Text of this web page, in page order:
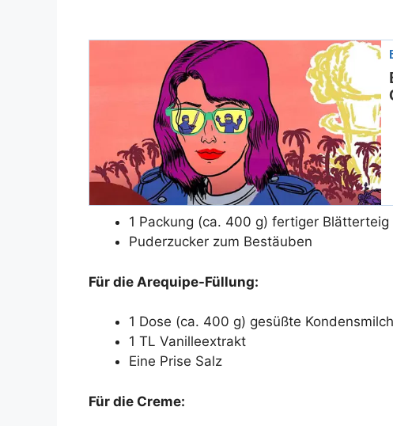
1 Packung (ca. 400 g) fertiger
Puderzucker zum Bestäuben
Für die Arequipe-Füllung:
1 Dose (ca. 400 g) gesüßte Kondensmilch
1 TL Vanilleextrakt
Eine Prise Salz
Für die Creme: